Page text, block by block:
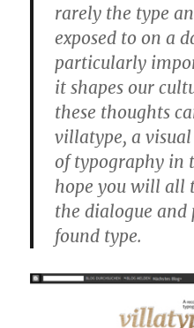
rarely the type
exposed to on a
particularly
it shapes our
these thoughts
villatype, a
of typography in
hope you will all
the dialogue
found type.